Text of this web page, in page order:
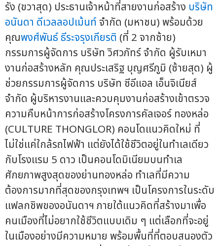
รัง (ขวาสุด) ประธานเจ้าหน้าที่สายงานก่อสร้าง บริษัท
อนันดา ดีเวลลอปเม้นท์จำกัด (มหาชน) พร้อมด้วย
คุณพงศ์พันธ์ ธีระจรุงเกียรติ (ที่ 2 จากซ้าย)
กรรมการผู้จัดการ บริษัท วิศวภัทร์ จำกัด ผู้รับเหมา
งานก่อสร้างหลัก คุณประเสริฐ บุญศรีภูมิ (ซ้ายสุด) ผู้
ช่วยกรรมการผู้จัดการ บริษัท ซีอีแอล เอ็นจิเนียส์
จำกัด ผู้บริหารงานและควบคุมงานก่อสร้างเข้าตรวจ
ความคืบหน้าการก่อสร้างโครงการคัลเจอร์ ทองหล่อ
(CULTURE THONGLOR) คอนโดแนวคิดใหม่ ที่
ไม่ใช่แค่ใกล้รถไฟฟ้า แต่ยังได้ใช้ชีวิตอยู่ในทำเลเดียว
กับโรงแรม 5 ดาว เป็นคอนโดมิเนียมบนทำเล
ศักยภาพสูงสุดของย่านทองหล่อ ทำเลที่มีความ
ต้องการมากที่สุดของกรุงเทพฯ เป็นโครงการในระดับ
แฟลกชิพของอนันดาฯ ภายใต้แนวคิดที่สร้างมาเพื่อ
คนเมืองที่ไม่อยากใช้ชีวิตแบบเดิม ๆ แต่เลือกที่จะอยู่
ในเมืองอย่างมีความหมาย พร้อมพื้นที่ที่ตอบสนองตัว